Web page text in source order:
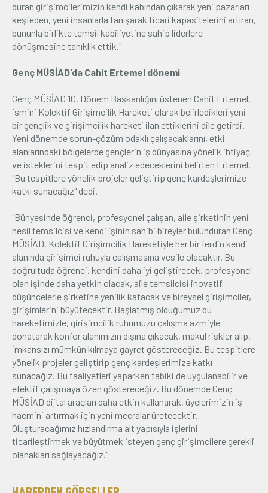
duran girişimcilerimizin kendi kabından çıkarak yeni pazarları
keşfeden, yeni insanlarla tanışarak ticari kapasitelerini artıran,
bununla birlikte temsil kabiliyetine sahip liderlere
dönüşmesine tanıklık ettik."
Genç MÜSİAD'da Cahit Ertemel dönemi
Genç MÜSİAD 10. Dönem Başkanlığını üstenen Cahit Ertemel,
ismini Kolektif Girişimcilik Hareketi olarak belirledikleri yeni
bir gençlik ve girişimcilik hareketi ilan ettiklerini dile getirdi.
Yeni dönemde sorun-çözüm odaklı çalışacaklarını, etki
alanlarındaki bölgelerde gençlerin iş dünyasına yönelik ihtiyaç
ve isteklerini tespit edip analiz edeceklerini belirten Ertemel,
"Bu tespitlere yönelik projeler geliştirip genç kardeşlerimize
katkı sunacağız" dedi.
"Bünyesinde öğrenci, profesyonel çalışan, aile şirketinin yeni
nesil temsilcisi ve kendi işinin sahibi bireyler bulunduran Genç
MÜSİAD, Kolektif Girişimcilik Hareketiyle her bir ferdin kendi
alanında girişimci ruhuyla çalışmasına vesile olacaktır. Bu
doğrultuda öğrenci, kendini daha iyi geliştirecek, profesyonel
olan işinde daha yetkin olacak, aile temsilcisi inovatif
düşüncelerle şirketine yenilik katacak ve bireysel girişimciler,
girişimlerini büyütecektir. Başlatmış olduğumuz bu
hareketimizle, girişimcilik ruhumuzu çalışma azmiyle
donatarak konfor alanımızın dışına çıkacak, makul riskler alıp,
imkansızı mümkün kılmaya gayret göstereceğiz. Bu tespitlere
yönelik projeler geliştirip genç kardeşlerimize katkı
sunacağız. Bu faaliyetleri yaparken tabiki de uygulanabilir ve
efektif çalışmaya özen göstereceğiz. Bu dönemde Genç
MÜSİAD dijtal araçları daha etkin kullanarak, üyelerimizin iş
hacmini artırmak için yeni mecralar üretecektir.
Oluşturacağımız hızlandırma alt yapısıyla işlerini
ticarileştirmek ve büyütmek isteyen genç girişimcilere gerekli
olanakları sağlayacağız."